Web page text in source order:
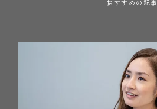
おすすめの記事